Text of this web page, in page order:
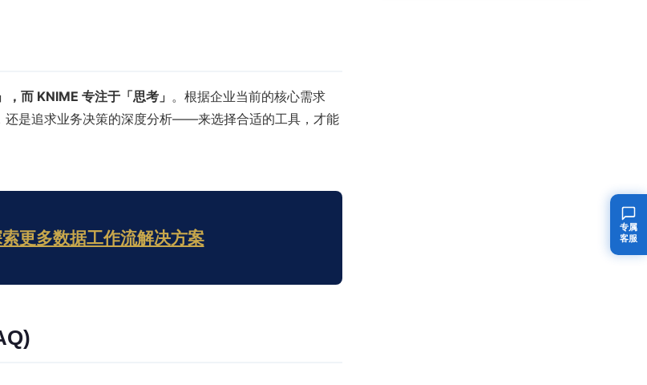
而 KNIME 专注于「思考」 。根据企业当前的核心需求
是追求业务决策的深度分析——来选择合适的工具，才能
更多数据工作流解决方案
专属
客服